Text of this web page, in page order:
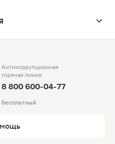
Антикоррупционная
горячая линия
8 800 600-04-77
бесплатный